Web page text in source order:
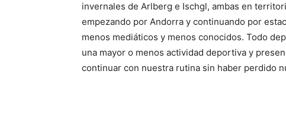
invernales de Arlberg e Ischgl, ambas en
empezando por Andorra y continuando por
menos mediáticos y menos conocidos. Todo
una mayor o menos actividad deportiva y
continuar con nuestra rutina sin haber perdido